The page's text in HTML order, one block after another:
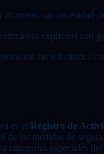
sin necesidad
explícito) con
las solicitudes
es el Registro de
de las medidas de
categorías especiales